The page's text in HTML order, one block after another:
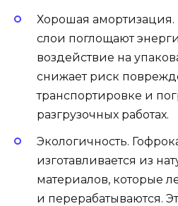
Хорошая
слои поглощают
воздействие на
снижает риск
транспортировке и
разгрузочных работах.
Экологичность.
изготавливается из
материалов, которые
и перерабатываются.